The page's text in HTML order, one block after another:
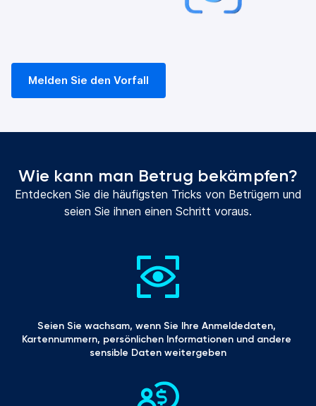
Melden Sie den Vorfall
Wie kann man Betrug bekämpfen?
Entdecken Sie die häufigsten Tricks von Betrügern und
seien Sie ihnen einen Schritt voraus.
Seien Sie wachsam, wenn Sie Ihre Anmeldedaten,
Kartennummern, persönlichen Informationen und andere
sensible Daten weitergeben